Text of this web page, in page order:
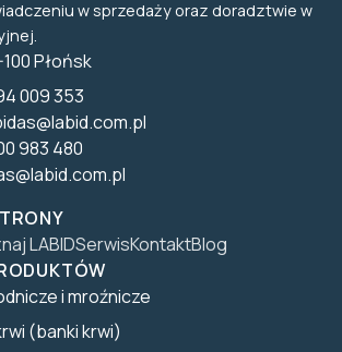
w sprzedaży oraz doradztwie w
Płońsk
009 353
983 480
LABIDSerwisKontaktBlog
i mroźnicze
(banki krwi)